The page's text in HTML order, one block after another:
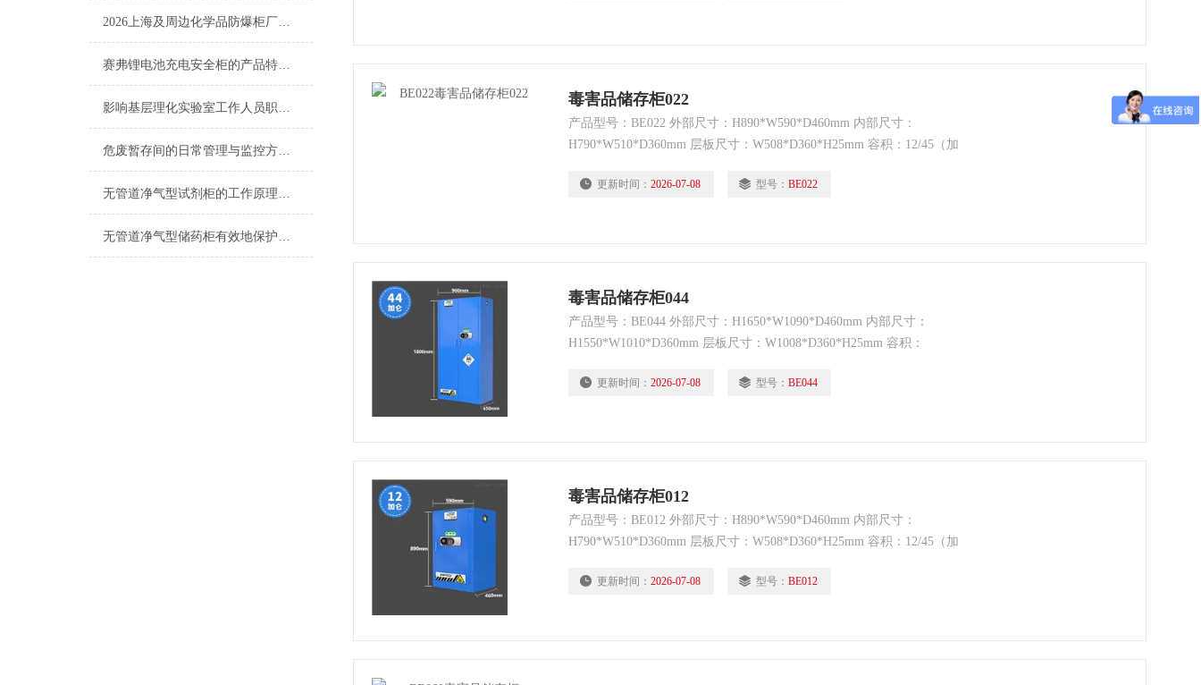
2026上海及周边化学品防爆柜厂家选购全指南
赛弗锂电池充电安全柜的产品特点与防护设计
影响基层理化实验室工作人员职业健康的因素分析
危废暂存间的日常管理与监控方法介绍
无管道净气型试剂柜的工作原理及动作过程分析
无管道净气型储药柜有效地保护药品免受外界污染
毒害品储存柜022
产品型号：BE022 外部尺寸：H890*W590*D460mm 内部尺寸：
H790*W510*D360mm 层板尺寸：W508*D360*H25mm 容积：12/45（加
具：GA双锁 颜色：蓝色（环氧树酯喷涂）
更新时间： 2026-07-08 型号： BE022
毒害品储存柜044
产品型号：BE044 外部尺寸：H1650*W1090*D460mm 内部尺寸：
H1550*W1010*D360mm 层板尺寸：W1008*D360*H25mm 容积：
型：双门 锁具：GA双锁 颜色：蓝色（环氧树酯喷涂）
更新时间： 2026-07-08 型号： BE044
毒害品储存柜012
产品型号：BE012 外部尺寸：H890*W590*D460mm 内部尺寸：
H790*W510*D360mm 层板尺寸：W508*D360*H25mm 容积：12/45（加
具：GA双锁 颜色：蓝色（环氧树酯喷涂）
更新时间： 2026-07-08 型号： BE012